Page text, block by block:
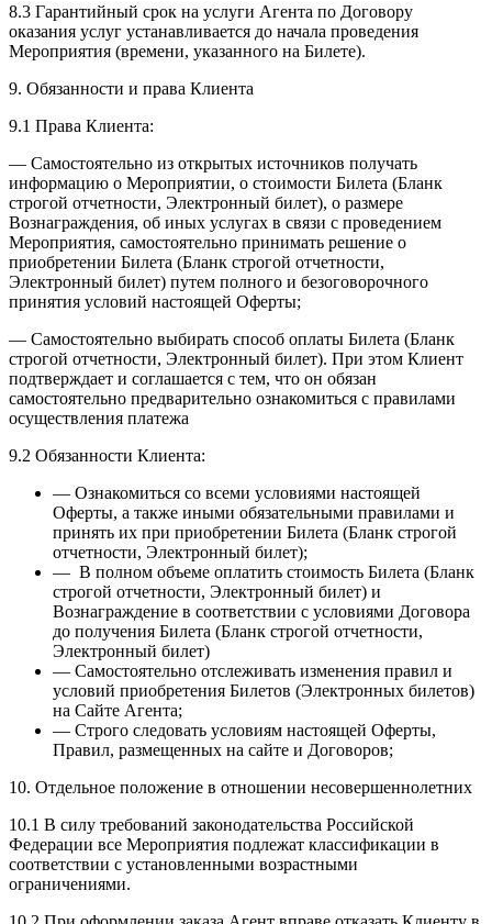
8.3 Гарантийный срок на услуги Агента по Договору
оказания услуг устанавливается до начала проведения
Мероприятия (времени, указанного на Билете).
9. Обязанности и права Клиента
9.1 Права Клиента:
— Самостоятельно из открытых источников получать
информацию о Мероприятии, о стоимости Билета (Бланк
строгой отчетности, Электронный билет), о размере
Вознаграждения, об иных услугах в связи с проведением
Мероприятия, самостоятельно принимать решение о
приобретении Билета (Бланк строгой отчетности,
Электронный билет) путем полного и безоговорочного
принятия условий настоящей Оферты;
— Самостоятельно выбирать способ оплаты Билета (Бланк
строгой отчетности, Электронный билет). При этом Клиент
подтверждает и соглашается с тем, что он обязан
самостоятельно предварительно ознакомиться с правилами
осуществления платежа
9.2 Обязанности Клиента:
— Ознакомиться со всеми условиями настоящей
Оферты, а также иными обязательными правилами и
принять их при приобретении Билета (Бланк строгой
отчетности, Электронный билет);
— В полном объеме оплатить стоимость Билета (Бланк
строгой отчетности, Электронный билет) и
Вознаграждение в соответствии с условиями Договора
до получения Билета (Бланк строгой отчетности,
Электронный билет)
— Самостоятельно отслеживать изменения правил и
условий приобретения Билетов (Электронных билетов)
на Сайте Агента;
— Строго следовать условиям настоящей Оферты,
Правил, размещенных на сайте и Договоров;
10. Отдельное положение в отношении несовершеннолетних
10.1 В силу требований законодательства Российской
Федерации все Мероприятия подлежат классификации в
соответствии с установленными возрастными
ограничениями.